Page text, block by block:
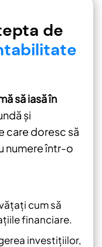
de
să iasă în
și
care doresc să
numere într-o
cum să
financiare.
investițiilor,